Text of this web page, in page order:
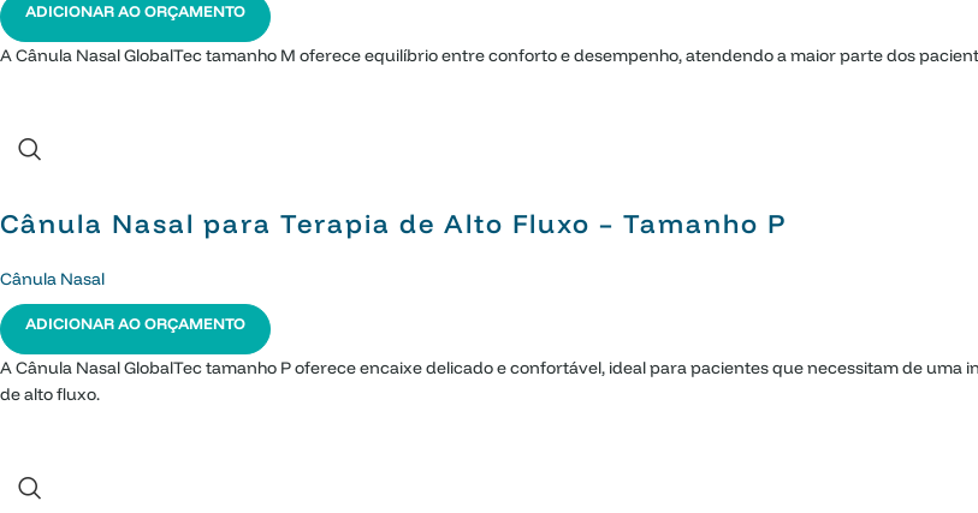
ADICIONAR AO ORÇAMENTO
A Cânula Nasal GlobalTec tamanho M oferece equilíbrio entre conforto e desempenho, atendendo a maior parte dos
Cânula Nasal para Terapia de Alto Fluxo – Tamanho P
Cânula Nasal
ADICIONAR AO ORÇAMENTO
A Cânula Nasal GlobalTec tamanho P oferece encaixe delicado e confortável, ideal para pacientes que necessitam de
de alto fluxo.